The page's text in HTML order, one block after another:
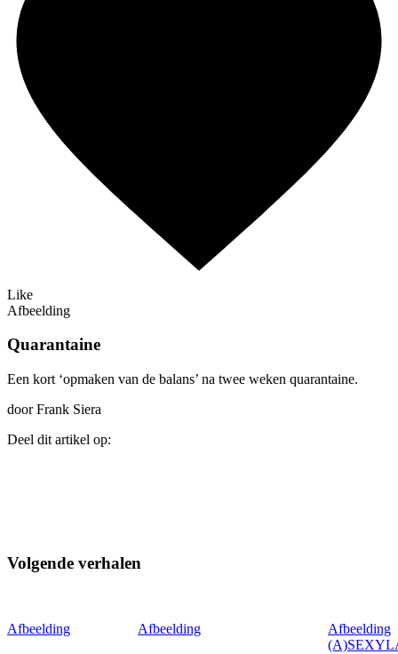
Like
Afbeelding
Quarantaine
Een kort ‘opmaken van de balans’ na twee weken quarantaine.
door Frank Siera
Deel dit artikel op:
Volgende verhalen
Afbeelding Afbeelding
Afbeelding